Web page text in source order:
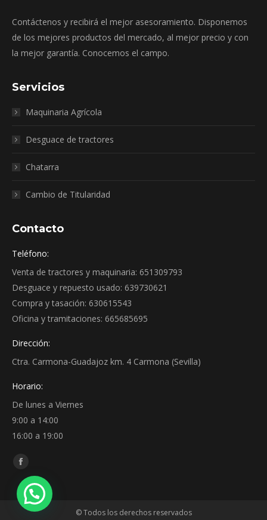
Contáctenos y recibirá el mejor asesoramiento. Disponemos
de los mejores productos del mercado, al mejor precio y con
la mejor garantía. Conocemos el campo.
Servicios
Maquinaria Agrícola
Desguace de tractores
Chatarra
Cambio de Titularidad
Contacto
Teléfono:
Venta de tractores y maquinaria: 651309793
Desguace y repuesto usado: 639730621
Compra y tasación: 630615543
Oficina y tramitaciones: 665685695
Dirección:
Ctra. Carmona-Guadajoz km. 4 Carmona (Sevilla)
Horario:
De lunes a Viernes
9:00 a 14:00
16:00 a 19:00
Encuéntranos en:
Facebook
page
opens
© Todos los derechos reservados